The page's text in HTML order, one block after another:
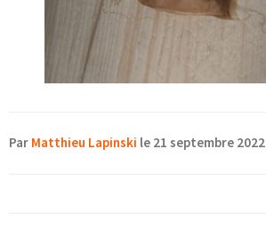
Par Matthieu Lapinski le 21 septembre 2022